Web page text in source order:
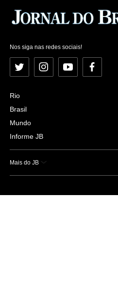
Nos siga nas redes sociais!
Twitter InstagramYouTubeFacebook
Rio
Brasil
Mundo
Informe JB
Mais do JB
Esportes